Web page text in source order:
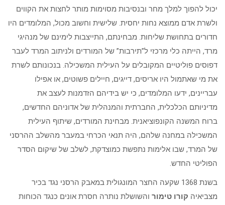
יכול להפוך למלך מחר ובנסיבות מסוימות מותר לחצות את הקווים
ולשרת אדם ממוצא נחות יחסית. שלישית וחשוב מכול, המלומדים היו
חדורים בתחושת שליחות. מבחינתם, התייצבות לימינם של מנהיגי
מרד, הייתה כלי מרכזי ל”תירבות” של המורדים ולניתוב המרד לעבר
דפוסים פוליטיים המקובלים על העילית המשכילה. בנכונותם לשרת
את מי שאתמול היו אריסים, דייגים, חיילים פשוטים, או אפילו
עבריינים, ידעו המלומדים, כי יש בידיהם הזדמנות לעצב את
מדיניותם הכלכלית, החברתית והמנהלית של אדוניהם החדשים,
ברוח המשנה הקונפוציאנית. מבחינת המורדים, שיתוף העילית
המשכילה במחנה שלהם, היה תנאי הכרחי במעבר מהשלב ההרסני
של המרד, שבו אלימות נתפשת כמוצדקת, לשלב של שיקום הסדר
הפוליטי החדש.
בשנת 1368 שקעה החצר המונגולית במאבק הרסני נגד בכיר
מצביאיה קורו טימור והשושלת נותרה חסרת אונים כנגד הכוחות